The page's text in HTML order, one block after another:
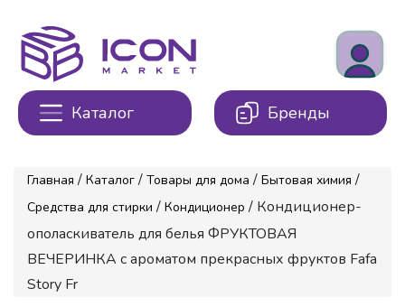
Каталог Бренды
Главная / Каталог / Товары для дома / Бытовая химия /
Средства для стирки / Кондиционер / Кондиционер-
ополаскиватель для белья ФРУКТОВАЯ
ВЕЧЕРИНКА с ароматом прекрасных фруктов Fafa
Story Fr